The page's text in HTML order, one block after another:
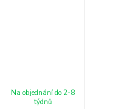
Na objednání do 2-8
týdnů